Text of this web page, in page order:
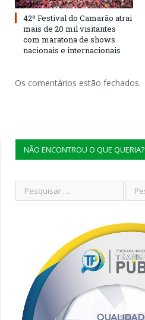
42º Festival do Camarão atrai
mais de 20 mil visitantes
com maratona de shows
nacionais e internacionais
Os comentários estão fechados.
NÃO ENCONTROU O QUE QUERIA?